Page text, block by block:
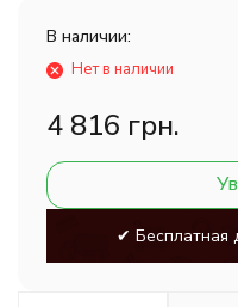
В наличии:
Нет в наличии
4 816 грн.
✔ Бесплатная